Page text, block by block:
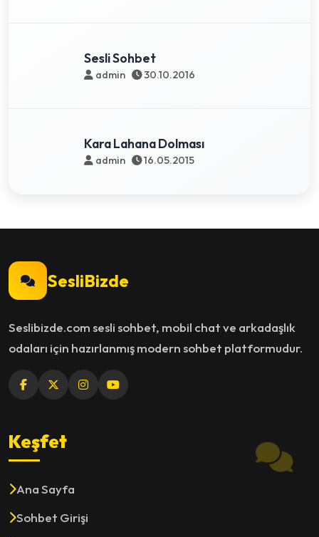
Sesli Sohbet
admin 30.10.2016
Kara Lahana Dolması
admin 16.05.2015
SesliBizde
Seslibizde.com sesli sohbet, mobil chat ve arkadaşlık
odaları için hazırlanmış modern sohbet platformudur.
Keşfet
Ana Sayfa
Sohbet Girişi